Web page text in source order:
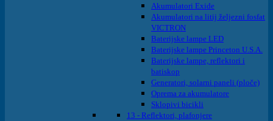
Akumulatori Exide
Akumulatori na litij željezni fosfat
VICTRON
Baterijske lampe LED
Baterijske lampe Princeton U.S.A.
Baterijske lampe, reflektori i
batiskop
Generatori, solarni paneli (ploče)
Oprema za akumulatore
Sklopivi bicikli
13 - Reflektori, plafonjere